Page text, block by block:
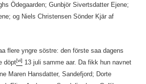
Ödegaarden; Gunbjör Sivertsdatter Ejene;
og Niels Christensen Sönder Kjär af
flere yngre söstre: den förste saa dagens
döpt[vi] 13 juli samme aar. Da fikk hun navnet
Maren Hansdatter, Sandefjord; Dorte